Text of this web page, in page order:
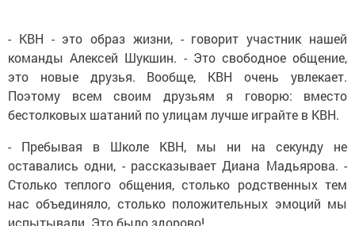
- КВН - это образ жизни, - говорит участник нашей
команды Алексей Шукшин. - Это свободное общение,
это новые друзья. Вообще, КВН очень увлекает.
Поэтому всем своим друзьям я говорю: вместо
бестолковых шатаний по улицам лучше играйте в КВН.
- Пребывая в Школе КВН, мы ни на секунду не
оставались одни, - рассказывает Диана Мадьярова. -
Столько теплого общения, столько родственных тем
нас объединяло, столько положительных эмоций мы
испытывали. Это было здорово!